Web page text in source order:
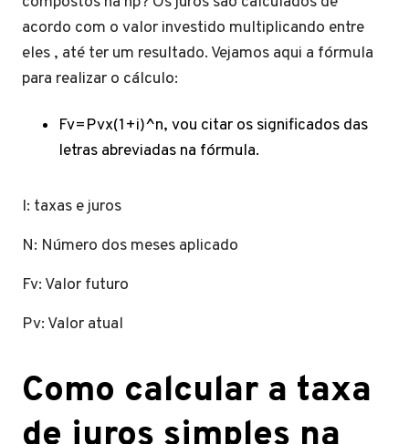
acordo com o valor investido multiplicando entre
eles , até ter um resultado. Vejamos aqui a fórmula
para realizar o cálculo:
Fv=Pvx(1+i)^n, vou citar os significados das
letras abreviadas na fórmula.
I: taxas e juros
N: Número dos meses aplicado
Fv: Valor futuro
Pv: Valor atual
Como calcular a taxa